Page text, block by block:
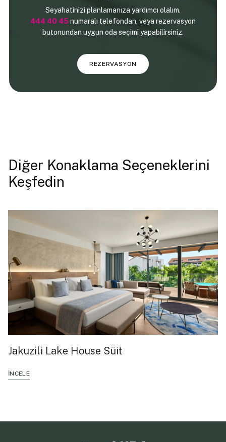
Seyahatinizi planlamanıza yardımcı olalım.
444 40 45 numaralı telefondan, veya rezervasyon
butonundan uygun oda seçimi yapabilirsiniz.
REZERVASYON
Diğer Konaklama Seçeneklerini
Keşfedin
Jakuzili Lake House Süit
İNCELE